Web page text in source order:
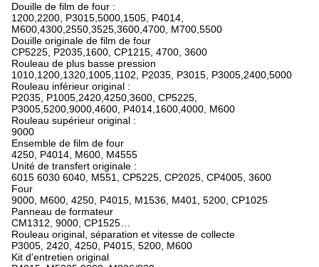
Douille de film de four :
1200,2200, P3015,5000,1505, P4014,
M600,4300,2550,3525,3600,4700, M700,5500
Douille originale de film de four
CP5225, P2035,1600, CP1215, 4700, 3600
Rouleau de plus basse pression
1010,1200,1320,1005,1102, P2035, P3015, P3005,2400,5000
Rouleau inférieur original :
P2035, P1005,2420,4250,3600, CP5225,
P3005,5200,9000,4600, P4014,1600,4000, M600
Rouleau supérieur original :
9000
Ensemble de film de four
4250, P4014, M600, M4555
Unité de transfert originale :
6015 6030 6040, M551, CP5225, CP2025, CP4005, 3600
Four
9000, M600, 4250, P4015, M1536, M401, 5200, CP1025
Panneau de formateur
CM1312, 9000, CP1525…
Rouleau original, séparation et vitesse de collecte
P3005, 2420, 4250, P4015, 5200, M600
Kit d'entretien original